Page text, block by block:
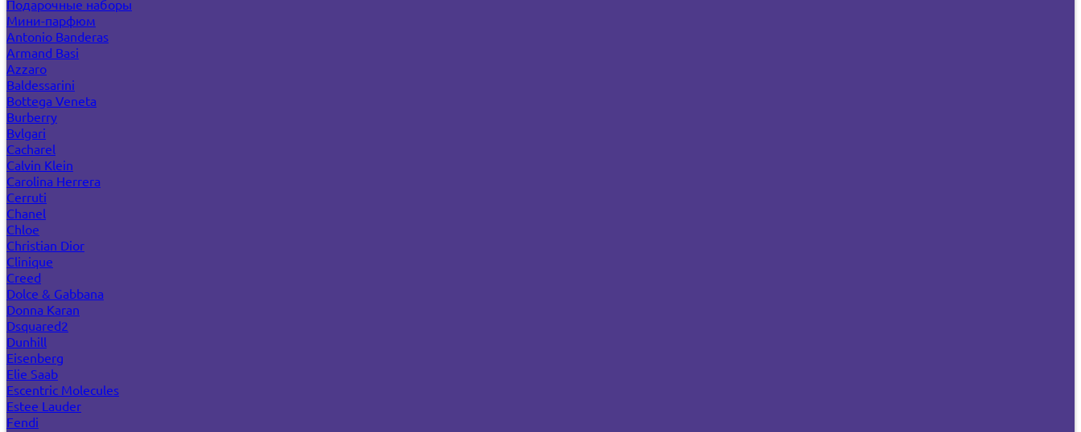
Подарочные наборы
Мини-парфюм
Antonio Banderas
Armand Basi
Azzaro
Baldessarini
Bottega Veneta
Burberry
Bvlgari
Cacharel
Calvin Klein
Carolina Herrera
Cerruti
Chanel
Chloe
Christian Dior
Clinique
Creed
Dolce & Gabbana
Donna Karan
Dsquared2
Dunhill
Eisenberg
Elie Saab
Escentric Molecules
Estee Lauder
Fendi